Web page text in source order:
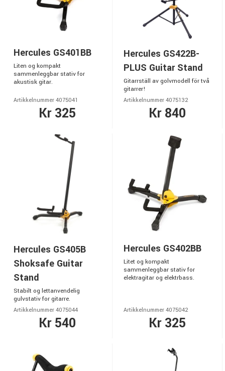
Hercules GS401BB
Liten og kompakt
sammenleggbar stativ for
akustisk gitar.
Artikkelnummer 4075041
Kr 325
Hercules GS422B-
PLUS Guitar Stand
Gitarrställ av golvmodell för två
gitarrer!
Artikkelnummer 4075132
Kr 840
Hercules GS405B
Shoksafe Guitar
Stand
Stabilt og lettanvendelig
gulvstativ for gitarre.
Artikkelnummer 4075044
Kr 540
Hercules GS402BB
Litet og kompakt
sammenleggbar stativ for
elektragitar og elektrbass.
Artikkelnummer 4075042
Kr 325